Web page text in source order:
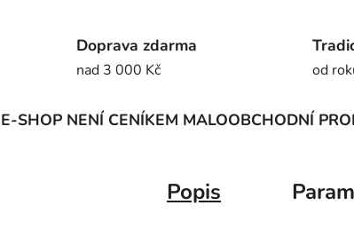
Doprava zdarma
nad 3 000 Kč od
E-SHOP NENÍ CENÍKEM MALOOBCHODNÍ
Popis